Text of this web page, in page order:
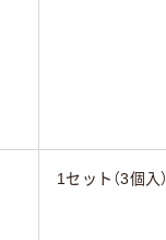
1セット（3個入）